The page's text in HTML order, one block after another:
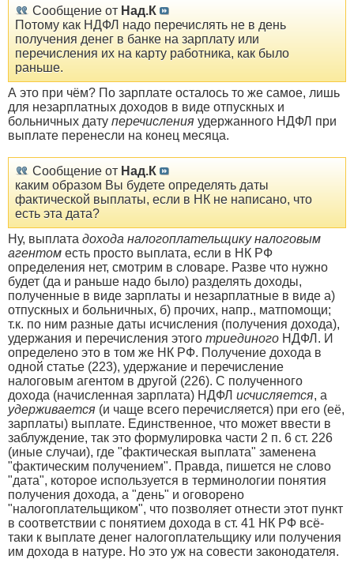
Сообщение от Над.К
Потому как НДФЛ надо перечислять не в день
получения денег в банке на зарплату или
перечисления их на карту работника, как было
раньше.
А это при чём? По зарплате осталось то же самое, лишь
для незарплатных доходов в виде отпускных и
больничных дату перечисления удержанного НДФЛ при
выплате перенесли на конец месяца.
Сообщение от Над.К
каким образом Вы будете определять даты
фактической выплаты, если в НК не написано, что
есть эта дата?
Ну, выплата дохода налогоплательщику налоговым
агентом есть просто выплата, если в НК РФ
определения нет, смотрим в словаре. Разве что нужно
будет (да и раньше надо было) разделять доходы,
полученные в виде зарплаты и незарплатные в виде а)
отпускных и больничных, б) прочих, напр., матпомощи;
т.к. по ним разные даты исчисления (получения дохода),
удержания и перечисления этого триединого НДФЛ. И
определено это в том же НК РФ. Получение дохода в
одной статье (223), удержание и перечисление
налоговым агентом в другой (226). С полученного
дохода (начисленная зарплата) НДФЛ исчисляется, а
удерживается (и чаще всего перечисляется) при его (её,
зарплаты) выплате. Единственное, что может ввести в
заблуждение, так это формулировка части 2 п. 6 ст. 226
(иные случаи), где "фактическая выплата" заменена
"фактическим получением". Правда, пишется не слово
"дата", которое используется в терминологии понятия
получения дохода, а "день" и оговорено
"налогоплательщиком", что позволяет отнести этот пункт
в соответствии с понятием дохода в ст. 41 НК РФ всё-
таки к выплате денег налогоплательщику или получения
им дохода в натуре. Но это уж на совести законодателя.